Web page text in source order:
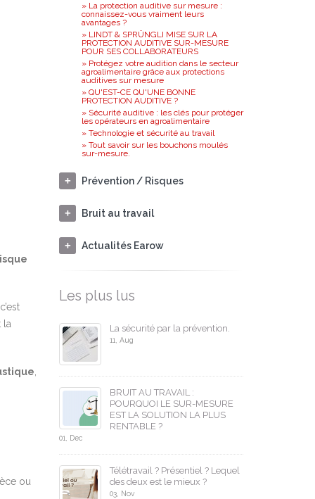
la
ou
» La protection auditive sur mesure :
connaissez-vous vraiment leurs
avantages ?
» LINDT & SPRÜNGLI MISE SUR LA
PROTECTION AUDITIVE SUR-MESURE
POUR SES COLLABORATEURS
» Protégez votre audition dans le secteur
agroalimentaire grâce aux protections
auditives sur mesure
» QU'EST-CE QU'UNE BONNE
PROTECTION AUDITIVE ?
» Sécurité auditive : les clés pour protéger
les opérateurs en agroalimentaire
» Technologie et sécurité au travail
» Tout savoir sur les bouchons moulés
sur-mesure.
Prévention / Risques
Bruit au travail
Actualités Earow
Les plus lus
La sécurité par la prévention.
11, Aug
BRUIT AU TRAVAIL :
POURQUOI LE SUR-MESURE
EST LA SOLUTION LA PLUS
RENTABLE ?
01, Dec
Télétravail ? Présentiel ? Lequel
des deux est le mieux ?
03, Nov